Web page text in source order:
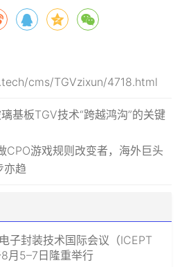
cms/TGVzixun/4718.html
基板TGV技术“跨越鸿沟”的关键
CPO游戏规则改变者，海外巨头
亦趋
子封装技术国际会议（ICEPT
月5–7日隆重举行